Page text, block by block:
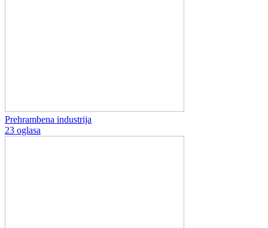
Prehrambena industrija
23 oglasa